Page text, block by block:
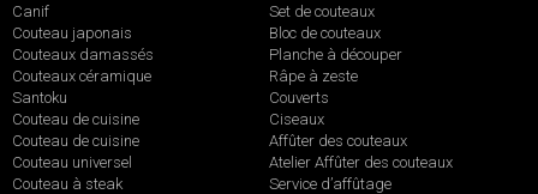
Canif
Couteau japonais
Couteaux damassés
Couteaux céramique
Santoku
Couteau de cuisine
Couteau de cuisine
Couteau universel
Couteau à steak
Set de couteaux
Bloc de couteaux
Planche à découper
Râpe à zeste
Couverts
Ciseaux
Affûter des couteaux
Atelier Affûter des couteaux
Service d’affûtage